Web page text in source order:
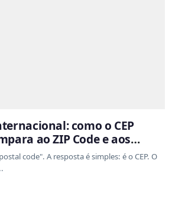
como o CEP
ao ZIP Code e aos
países
code". A resposta é simples: é o CEP. O